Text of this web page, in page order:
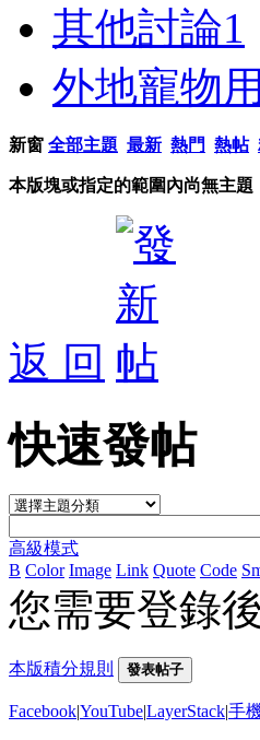
其他討論1
外地寵物
新窗 全部主題 最新 熱門 熱帖
本版塊或指定的範圍內尚無主題
返 回
快速發帖
高級模式
B Color Image Link Quote Code
您需要登錄
本版積分規則 發表帖子
Facebook|YouTube|LayerStack|手